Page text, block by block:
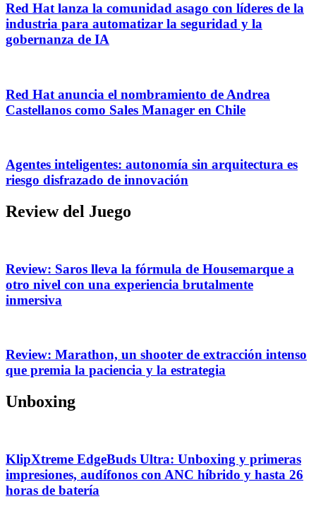
Red Hat lanza la comunidad asago con líderes de la
industria para automatizar la seguridad y la
gobernanza de IA
Red Hat anuncia el nombramiento de Andrea
Castellanos como Sales Manager en Chile
Agentes inteligentes: autonomía sin arquitectura es
riesgo disfrazado de innovación
Review del Juego
Review: Saros lleva la fórmula de Housemarque a
otro nivel con una experiencia brutalmente
inmersiva
Review: Marathon, un shooter de extracción intenso
que premia la paciencia y la estrategia
Unboxing
KlipXtreme EdgeBuds Ultra: Unboxing y primeras
impresiones, audífonos con ANC híbrido y hasta 26
horas de batería